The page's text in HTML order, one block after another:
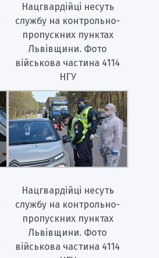
Нацгвардійці несуть
службу на контрольно-
пропускних пунктах
Львівщини. Фото
військова частина 4114
НГУ
Нацгвардійці несуть
службу на контрольно-
пропускних пунктах
Львівщини. Фото
військова частина 4114